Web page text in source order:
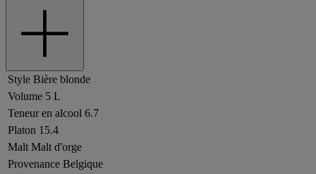
Style Bière blonde
Volume 5 L
Teneur en alcool 6.7
Platon 15.4
Malt Malt d'orge
Provenance Belgique